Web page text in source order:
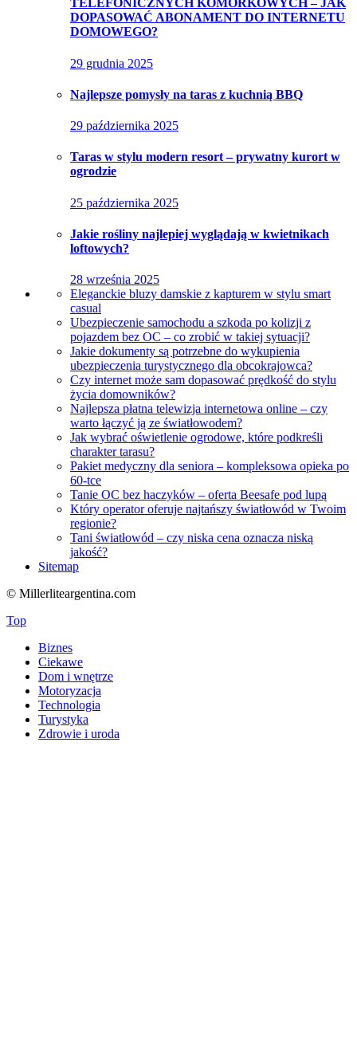
TELEFONICZNYCH KOMÓRKOWYCH – JAK
DOPASOWAĆ ABONAMENT DO INTERNETU
DOMOWEGO?
29 grudnia 2025
Najlepsze pomysły na taras z kuchnią BBQ
29 października 2025
Taras w stylu modern resort – prywatny kurort w
ogrodzie
25 października 2025
Jakie rośliny najlepiej wyglądają w kwietnikach
loftowych?
28 września 2025
Eleganckie bluzy damskie z kapturem w stylu smart
casual
Ubezpieczenie samochodu a szkoda po kolizji z
pojazdem bez OC – co zrobić w takiej sytuacji?
Jakie dokumenty są potrzebne do wykupienia
ubezpieczenia turystycznego dla obcokrajowca?
Czy internet może sam dopasować prędkość do stylu
życia domowników?
Najlepsza płatna telewizja internetowa online – czy
warto łączyć ją ze światłowodem?
Jak wybrać oświetlenie ogrodowe, które podkreśli
charakter tarasu?
Pakiet medyczny dla seniora – kompleksowa opieka po
60-tce
Tanie OC bez haczyków – oferta Beesafe pod lupą
Który operator oferuje najtańszy światłowód w Twoim
regionie?
Tani światłowód – czy niska cena oznacza niską
jakość?
Sitemap
© Millerliteargentina.com
Top
Biznes
Ciekawe
Dom i wnętrze
Motoryzacja
Technologia
Turystyka
Zdrowie i uroda